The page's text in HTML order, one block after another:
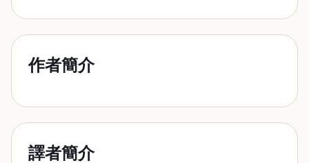
作者簡介
譯者簡介